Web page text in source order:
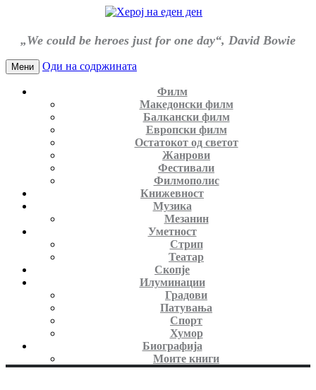
„We could be heroes just for one day“, David Bowie
Мени Оди на содржината
Филм
Македонски филм
Балкански филм
Европски филм
Остатокот од светот
Жанрови
Фестивали
Филмополис
Книжевност
Музика
Мезанин
Уметност
Стрип
Театар
Скопје
Илуминации
Градови
Патувања
Спорт
Хумор
Биографија
Моите книги